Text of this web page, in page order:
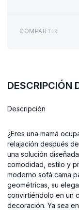
COMPARTIR:
DESCRIPCIÓN
Descripción
¿Eres una mamá
relajación después
una solución
comodidad, estilo y
moderno sofá cama
geométricas, su
convirtiéndolo en un
decoración. Ya sea